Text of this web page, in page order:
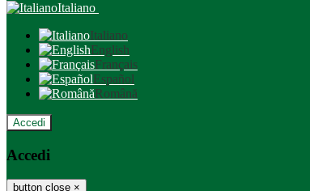
Italiano
Italiano
English
Français
Español
Română
Accedi
Accedi
button close ×